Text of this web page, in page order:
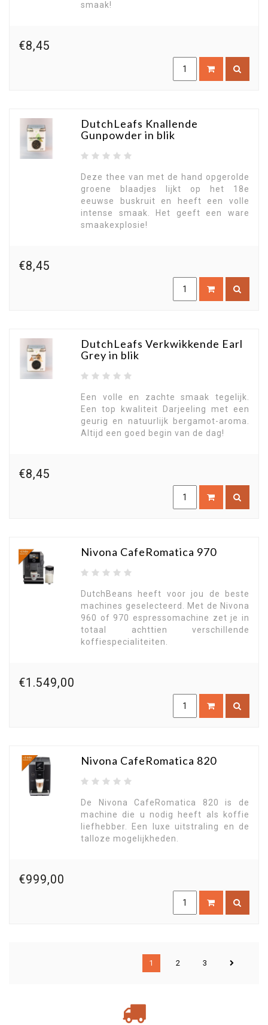
smaak!
€8,45
DutchLeafs Knallende
Gunpowder in blik
Deze thee van met de hand opgerolde
groene blaadjes lijkt op het 18e
eeuwse buskruit en heeft een volle
intense smaak. Het geeft een ware
smaakexplosie!
€8,45
DutchLeafs Verkwikkende Earl
Grey in blik
Een volle en zachte smaak tegelijk.
Een top kwaliteit Darjeeling met een
geurig en natuurlijk bergamot-aroma.
Altijd een goed begin van de dag!
€8,45
Nivona CafeRomatica 970
DutchBeans heeft voor jou de beste
machines geselecteerd. Met de Nivona
960 of 970 espressomachine zet je in
totaal achttien verschillende
koffiespecialiteiten.
€1.549,00
Nivona CafeRomatica 820
De Nivona CafeRomatica 820 is de
machine die u nodig heeft als koffie
liefhebber. Een luxe uitstraling en de
talloze mogelijkheden.
€999,00
1 2 3